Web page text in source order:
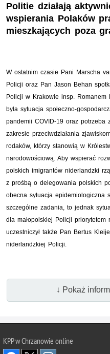
Politie działają
wspierania Polaków
mieszkających poza
W ostatnim czasie Pani Marscha
Policji oraz Pan Jason Behan
Policji w Krakowie insp. Romanem
była sytuacja społeczno-
pandemii COVID-19 oraz potrzeba
zakresie przeciwdziałania
rodaków, którzy stanowią w
narodowościową. Aby wspierać
polskich imigrantów niderlandzki
z prośbą o delegowania polskich
obecna sytuacja epidemiologiczna
szczególne zadania, to jednak
dla małopolskiej Policji priorytetem
uczestniczył także Pan Bertus
niderlandzkiej Policji.
↓ Pokaż
KPP w Chrzanowie online